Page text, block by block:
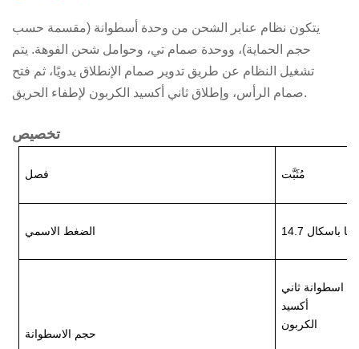
يتكون نظام عنابر الشحن من وحدة أسطوانة (مقسمة حسب
حجم الحماية)، ووحدة صمام تي، وحوامل شحن الفوهة. يتم
تشغيل النظام عن طريق تدوير صمام الإنطلاق يدويًا، ثم فتح
صمام الرأس، وإطلاق ثاني أكسيد الكربون لإطفاء الحريق.
تخصيص
فصل مُثَبَّت
الضغط الاسمي ميجا باسكال
حجم الاسطوانة
اسطوانة ثاني
أكسيد
الكربون